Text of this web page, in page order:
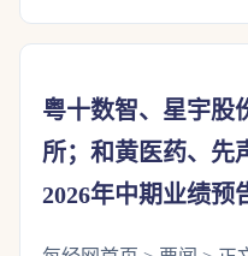
粤十数智、星宇股
所；和黄医药、先
2026年中期业绩预